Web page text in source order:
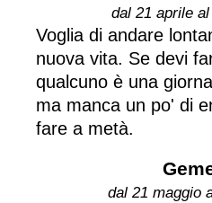
dal 21 aprile
Voglia di andare
nuova vita. Se devi
qualcuno è una
ma manca un po' di
fare a metà.
dal 21 maggio